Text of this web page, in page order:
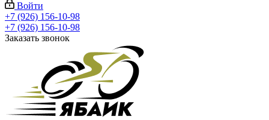
Войти
+7 (926) 156-10-98
+7 (926) 156-10-98
Заказать звонок